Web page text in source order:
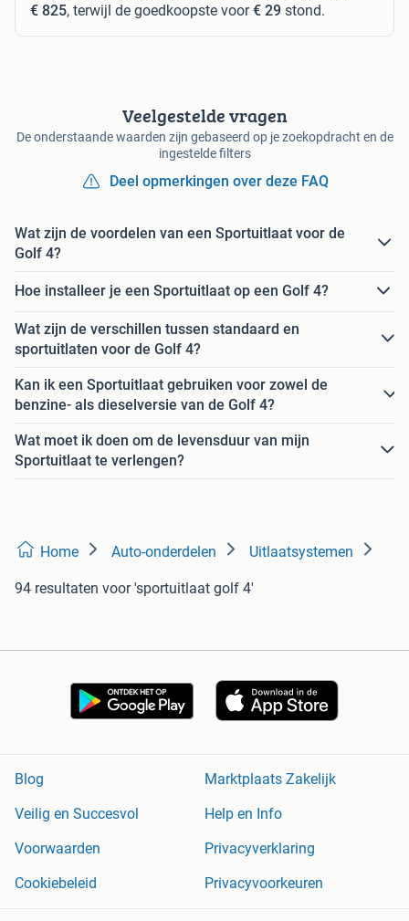
€ 825, terwijl de goedkoopste voor€ 29 stond.
Veelgestelde vragen
De onderstaande waarden zijn gebaseerd op je zoekopdracht en de
ingestelde filters
Deel opmerkingen over deze FAQ
Wat zijn de voordelen van een Sportuitlaat voor de
Golf 4?
Hoe installeer je een Sportuitlaat op een Golf 4?
Wat zijn de verschillen tussen standaard en
sportuitlaten voor de Golf 4?
Kan ik een Sportuitlaat gebruiken voor zowel de
benzine- als dieselversie van de Golf 4?
Wat moet ik doen om de levensduur van mijn
Sportuitlaat te verlengen?
Home Auto-onderdelen Uitlaatsystemen
94 resultaten voor 'sportuitlaat golf 4'
Blog
Marktplaats Zakelijk
Veilig en Succesvol
Help en Info
Voorwaarden
Privacyverklaring
Cookiebeleid
Privacyvoorkeuren